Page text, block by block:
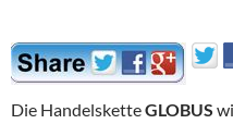
Die HandelsketteGLOBUS